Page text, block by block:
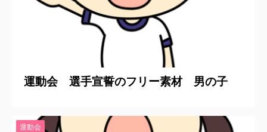
運動会 選手宣誓のフリー素材 男の子
運動会